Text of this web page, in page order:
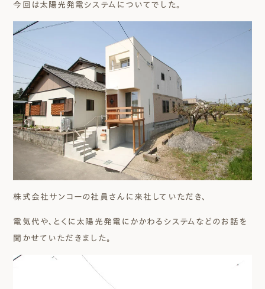
今回は太陽光発電システムについてでした。
株式会社サンコーの社員さんに来社していただき、
電気代や、とくに太陽光発電にかかわるシステムなどのお話を
聞かせていただきました。